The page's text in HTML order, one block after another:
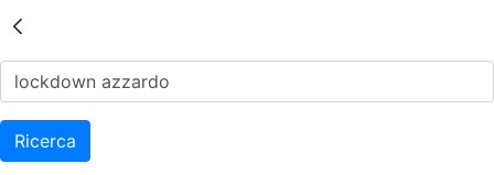
Risultati della Ricerca -
Ricerca